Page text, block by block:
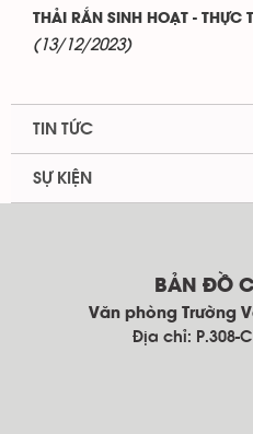
THẢI RẮN SINH HOẠT - THỰC
(13/12/2023)
TIN TỨC
SỰ KIỆN
BẢN ĐỒ
Văn phòng Trường
Địa chỉ: P.308-